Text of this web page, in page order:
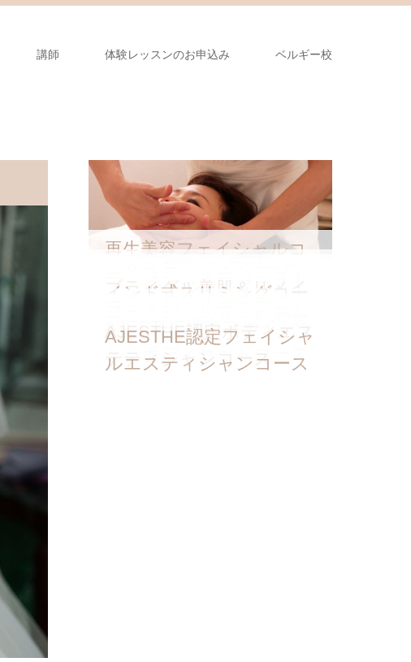
講師 体験レッスンのお申込み ベルギー校
再生美容フェイシャルコ
M.BUCCAL FAT コース
腸動セラピーコース
温香ヘッドスパコース
ース
フェイシャルファースト
ブライダル美肌＆リメイ
インド式スリミングコー
アーユルヴェーダコース
バリ式アロマコース
ショナルコース
コース
開業コース
コース
AJESTHE認定ファイシャ
ル・ボディセットコース
AJESTHE認定ボディエス
テティシャンコース
AJESTHE認定フェイシャ
ルエスティシャンコース